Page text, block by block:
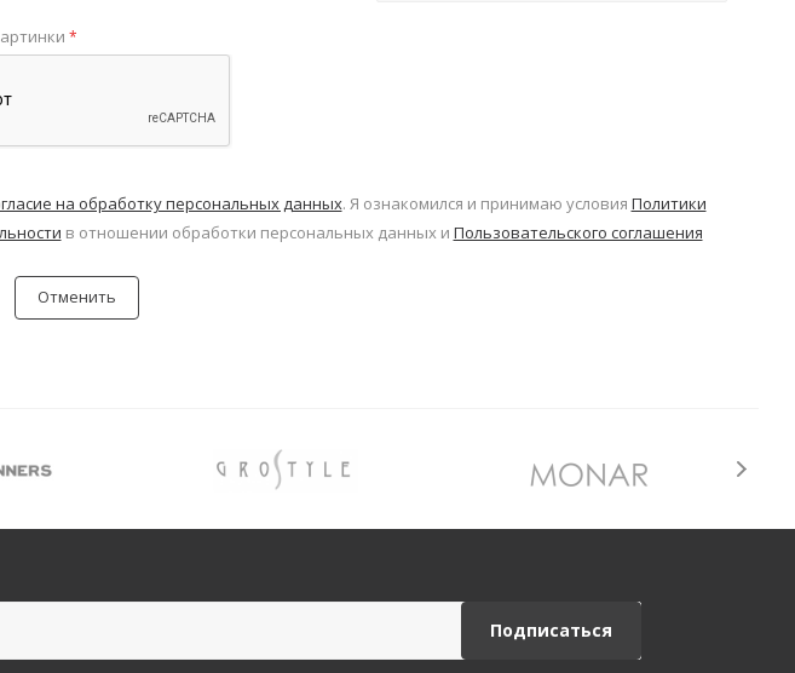
*
на обработку персональных данных. Я ознакомился и принимаю условия Политики
в отношении обработки персональных данных и Пользовательского соглашения
Отменить